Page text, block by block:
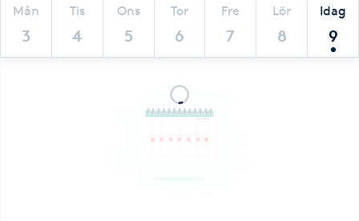
Mån
3
Tis
4
Ons
5
Tor
6
Fre
7
Lör
8
Idag
9